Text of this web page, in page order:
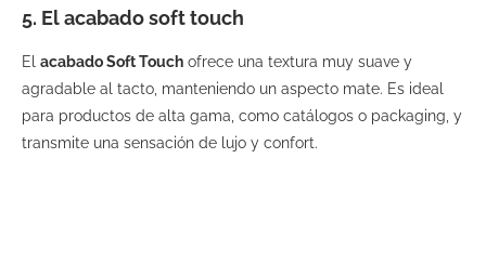
5. El acabado soft touch
El acabado Soft Touch ofrece una textura muy suave y
agradable al tacto, manteniendo un aspecto mate. Es ideal
para productos de alta gama, como catálogos o packaging, y
transmite una sensación de lujo y confort.